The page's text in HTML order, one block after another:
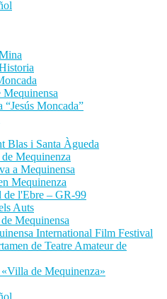
Moncada”
i Santa Àgueda
Mequinenza
a Mequinensa
Mequinenza
l'Ebre – GR-99
Auts
Mequinensa
International Film Festival
de Teatre Amateur de
de Mequinenza»